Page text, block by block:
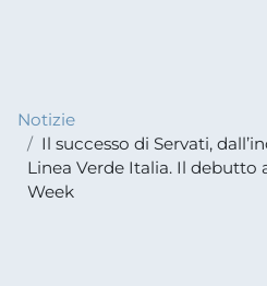
Notizie
Il successo di Servati,
Linea Verde Italia. Il debutto
Week